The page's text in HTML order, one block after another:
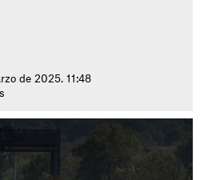
de 2025. 11:48